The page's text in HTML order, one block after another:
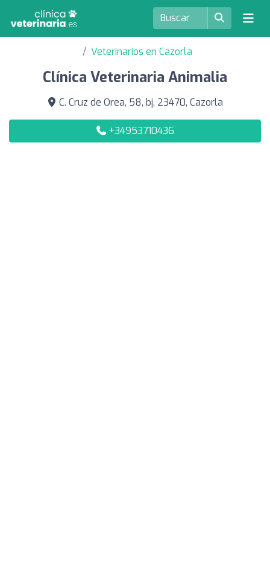
Veterinarios en Cazorla
Clínica Veterinaria Animalia
C. Cruz de Orea, 58, bj, 23470, Cazorla
+34953710436